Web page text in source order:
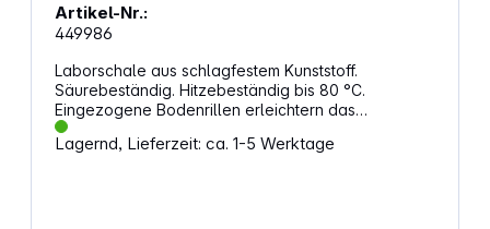
Artikel-Nr.:
449986
Laborschale aus schlagfestem Kunststoff.
Säurebeständig. Hitzebeständig bis 80 °C.
Eingezogene Bodenrillen erleichtern das
Herausnehmen des Papiers und gewähren
optimalen Chemikalienfluss und Stabilität. Mit
Lagernd, Lieferzeit: ca. 1-5 Werktage